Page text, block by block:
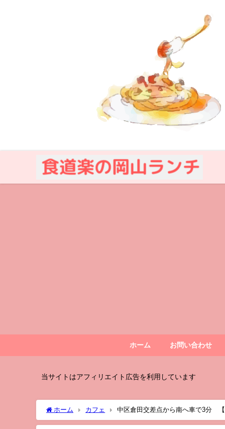
ホーム お問い合わせ
当サイトはアフィリエイト広告を利用しています
ホーム カフェ
中区倉田交差点から南へ車で3分
に美味しい！